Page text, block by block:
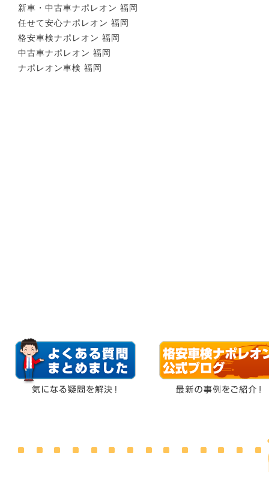
新車・中古車ナポレオン 福岡
任せて安心ナポレオン 福岡
格安車検ナポレオン 福岡
中古車ナポレオン 福岡
ナポレオン車検 福岡